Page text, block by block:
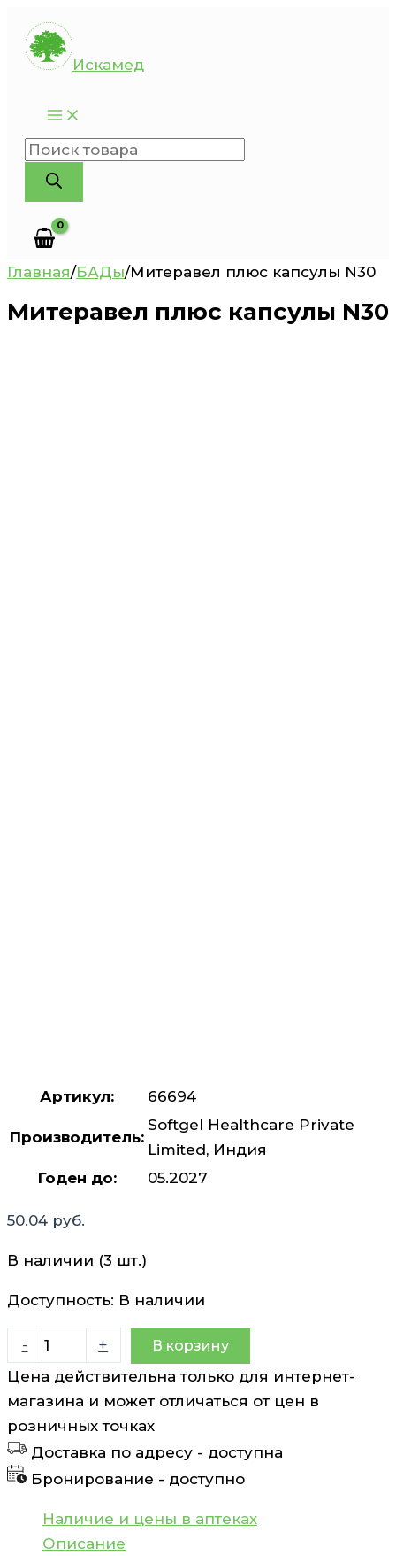
Перейти
содержимому
Искамед
Поиск
товаров
Главная/БАДы/Митеравел плюс капсулы N30
Митеравел плюс капсулы N30
Артикул: 66694
Производитель:
Softgel Healthcare Private
Limited, Индия
Годен до:
05.2027
50.04 руб.
В наличии (3 шт.)
Доступность: В наличии
-
Количество
товара
Митеравел
капсулы
N30
+ В корзину
Цена действительна только для интернет-
магазина и может отличаться от цен в
розничных точках
Доставка по адресу - доступна
Бронирование - доступно
Наличие и цены в аптеках
Описание